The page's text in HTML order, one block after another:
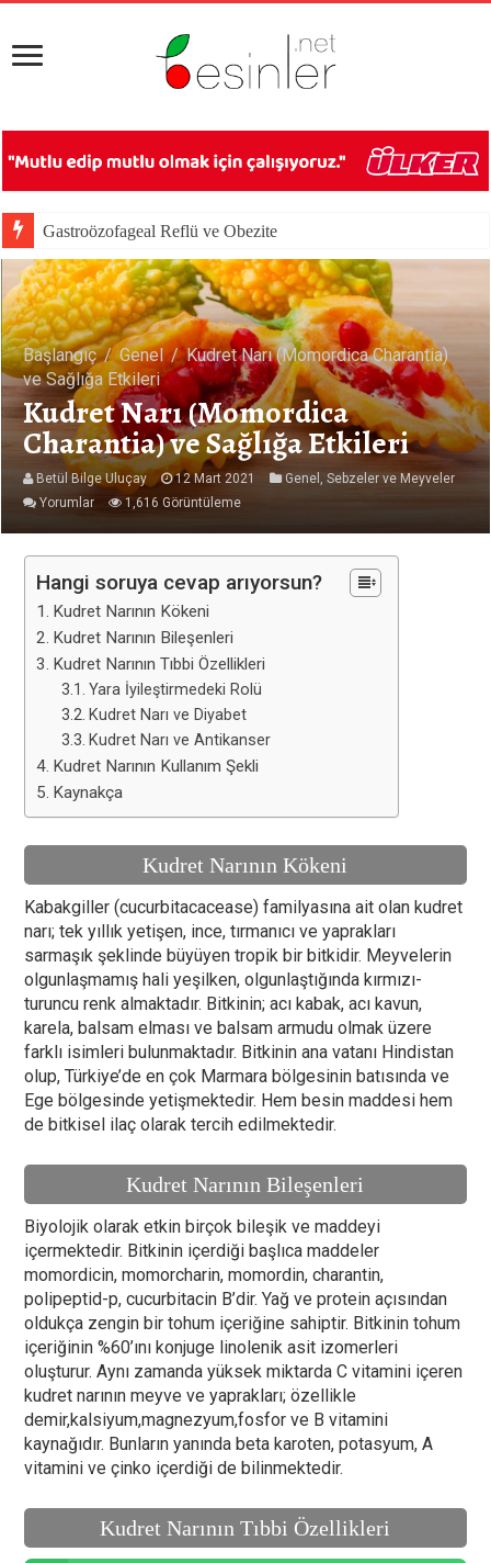
Gastroözofageal Reflü ve Obezite
Başlangıç / Genel / Kudret Narı (Momordica Charantia)
ve Sağlığa Etkileri
Kudret Narı (Momordica
Charantia) ve Sağlığa Etkileri
Betül Bilge Uluçay 12 Mart 2021 Genel ,Sebzeler ve Meyveler
Yorumlar
1,616 Görüntüleme
Hangi soruya cevap arıyorsun?
Kudret Narının Kökeni
Kudret Narının Bileşenleri
Kudret Narının Tıbbi Özellikleri
Yara İyileştirmedeki Rolü
Kudret Narı ve Diyabet
Kudret Narı ve Antikanser
Kudret Narının Kullanım Şekli
Kaynakça
Kudret Narının Kökeni
Kabakgiller (cucurbitacacease) familyasına ait olan kudret
narı; tek yıllık yetişen, ince, tırmanıcı ve yaprakları
sarmaşık şeklinde büyüyen tropik bir bitkidir. Meyvelerin
olgunlaşmamış hali yeşilken, olgunlaştığında kırmızı-
turuncu renk almaktadır. Bitkinin; acı kabak, acı kavun,
karela, balsam elması ve balsam armudu olmak üzere
farklı isimleri bulunmaktadır. Bitkinin ana vatanı Hindistan
olup, Türkiye’de en çok Marmara bölgesinin batısında ve
Ege bölgesinde yetişmektedir. Hem besin maddesi hem
de bitkisel ilaç olarak tercih edilmektedir.
Kudret Narının Bileşenleri
Biyolojik olarak etkin birçok bileşik ve maddeyi
içermektedir. Bitkinin içerdiği başlıca maddeler
momordicin, momorcharin, momordin, charantin,
polipeptid-p, cucurbitacin B’dir. Yağ ve protein açısından
oldukça zengin bir tohum içeriğine sahiptir. Bitkinin tohum
içeriğinin %60’ını konjuge linolenik asit izomerleri
oluşturur. Aynı zamanda yüksek miktarda C vitamini içeren
kudret narının meyve ve yaprakları; özellikle
demir,kalsiyum,magnezyum,fosfor ve B vitamini
kaynağıdır. Bunların yanında beta karoten, potasyum, A
vitamini ve çinko içerdiği de bilinmektedir.
Kudret Narının Tıbbi Özellikleri